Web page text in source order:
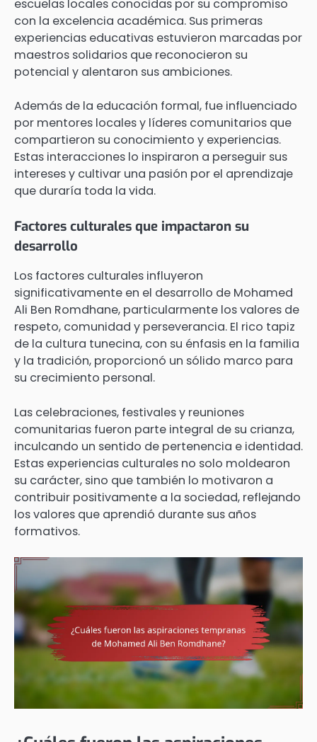
escuelas locales conocidas por su compromiso
con la excelencia académica. Sus primeras
experiencias educativas estuvieron marcadas por
maestros solidarios que reconocieron su
potencial y alentaron sus ambiciones.
Además de la educación formal, fue influenciado
por mentores locales y líderes comunitarios que
compartieron su conocimiento y experiencias.
Estas interacciones lo inspiraron a perseguir sus
intereses y cultivar una pasión por el aprendizaje
que duraría toda la vida.
Factores culturales que impactaron su
desarrollo
Los factores culturales influyeron
significativamente en el desarrollo de Mohamed
Ali Ben Romdhane, particularmente los valores de
respeto, comunidad y perseverancia. El rico tapiz
de la cultura tunecina, con su énfasis en la familia
y la tradición, proporcionó un sólido marco para
su crecimiento personal.
Las celebraciones, festivales y reuniones
comunitarias fueron parte integral de su crianza,
inculcando un sentido de pertenencia e identidad.
Estas experiencias culturales no solo moldearon
su carácter, sino que también lo motivaron a
contribuir positivamente a la sociedad, reflejando
los valores que aprendió durante sus años
formativos.